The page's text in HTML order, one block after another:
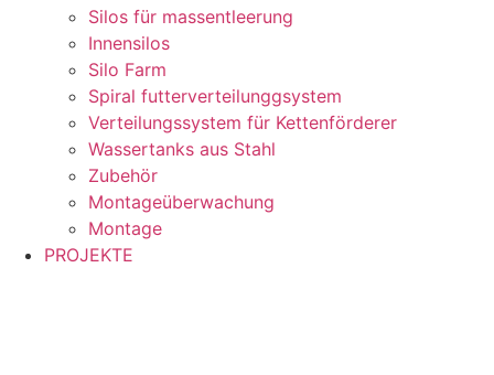
Silos für massentleerung
Innensilos
Silo Farm
Spiral futterverteilunggsystem
Verteilungssystem für Kettenförderer
Wassertanks aus Stahl
Zubehör
Montageüberwachung
Montage
PROJEKTE